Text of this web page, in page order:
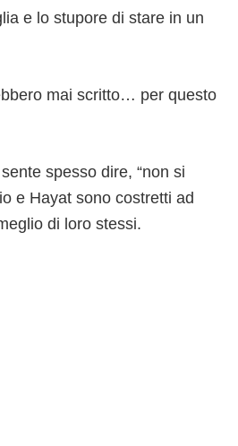
e lo stupore di stare in un
mai scritto… per questo
spesso dire, “non si
e Hayat sono costretti ad
di loro stessi.